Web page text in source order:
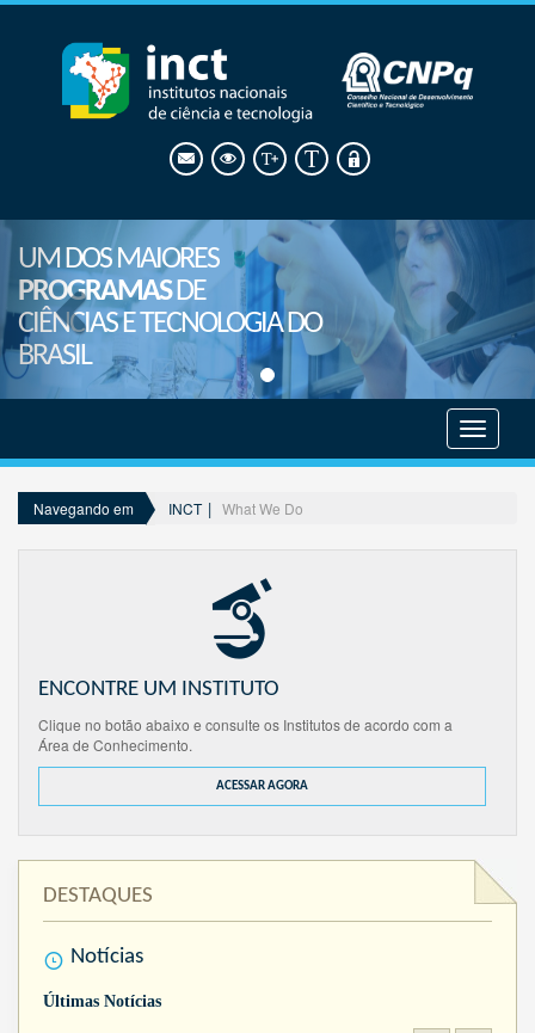
UM DOS MAIORES
PROGRAMASDE
CIÊNCIAS E TECNOLOGIA DO
BRASIL
menu
Navegando em INCT What We Do
ENCONTRE UM INSTITUTO
Clique no botão abaixo e consulte os Institutos de acordo com a
Área de Conhecimento.
ACESSAR AGORA
DESTAQUES
Notícias
Últimas Notícias